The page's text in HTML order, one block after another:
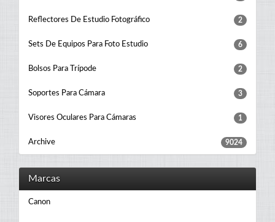
Reflectores De Estudio Fotográfico 2
Sets De Equipos Para Foto Estudio 6
Bolsos Para Trípode 2
Soportes Para Cámara 3
Visores Oculares Para Cámaras 1
Archive 9024
Marcas
Canon